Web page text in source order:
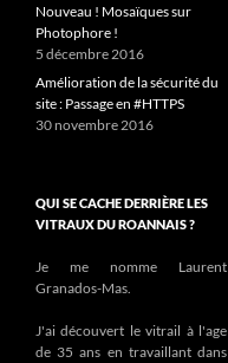
Nouveau ! Mosaïques sur
Photophore !
5 décembre 2016
Amélioration de la sécurité du
site : Passage en #HTTPS
30 novembre 2016
QUI SE CACHE DERRIÈRE LES
VITRAUX DU ROANNAIS ?
Je me nomme Laurent
Granados-Mas.
J'ai découvert le vitrail à l'age
de 35 ans en travaillant dans